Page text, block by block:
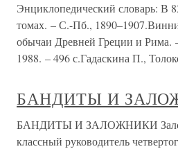
Энциклопедический словарь: В
томах. – С.-Пб.,
обычаи Древней Греции и
1988. – 496 с.Гадаскина П.,
БАНДИТЫ И
БАНДИТЫ И ЗАЛОЖНИКИ
классный руководитель